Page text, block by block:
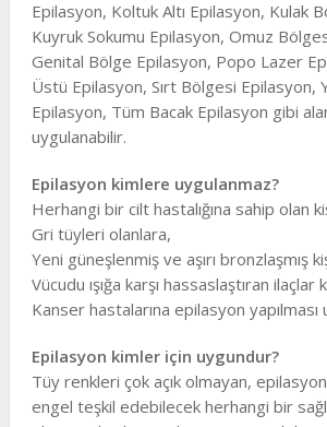
Epilasyon, Koltuk Altı Epilasyon, Kulak
Kuyruk Sokumu Epilasyon, Omuz
Genital Bölge Epilasyon, Popo Lazer
Üstü Epilasyon, Sırt Bölgesi Epilasyon,
Epilasyon, Tüm Bacak Epilasyon gibi
uygulanabilir.
Epilasyon kimlere uygulanmaz?
Herhangi bir cilt hastalığına sahip olan
Gri tüyleri olanlara,
Yeni güneşlenmiş ve aşırı bronzlaşmış
Vücudu ışığa karşı hassaslaştıran ilaçlar
Kanser hastalarına epilasyon
Epilasyon kimler için uygundur?
Tüy renkleri çok açık olmayan,
engel teşkil edebilecek herhangi bir